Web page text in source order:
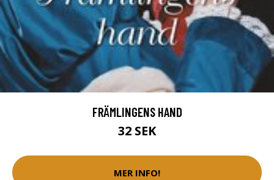
FRÄMLINGENS HAND
32 SEK
MER INFO!